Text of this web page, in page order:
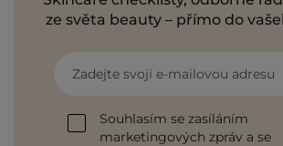
ze světa beauty – přímo do
Zadejte svoji e-mailovou adresu
Souhlasím se zasíláním
marketingových zpráv a se